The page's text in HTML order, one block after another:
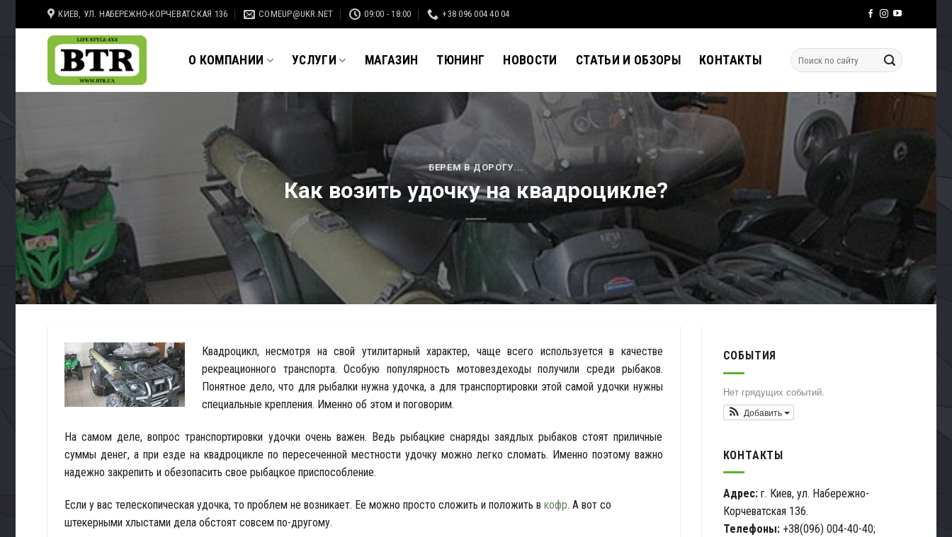
to
content
КИЕВ, УЛ. НАБЕРЕЖНО-КОРЧЕВАТСКАЯ 136 COMEUP@UKR.NET 09:00 - 18:00 +38 096 004 40 04
О КОМПАНИИ УСЛУГИ МАГАЗИН ТЮНИНГ НОВОСТИ СТАТЬИ И ОБЗОРЫ КОНТАКТЫ
БЕРЕМ В ДОРОГУ...
Как возить удочку на квадроцикле?
Квадроцикл, несмотря на свой утилитарный характер, чаще всего используется в качестве
рекреационного транспорта. Особую популярность мотовездеходы получили среди рыбаков.
Понятное дело, что для рыбалки нужна удочка, а для транспортировки этой самой удочки нужны
специальные крепления. Именно об этом и поговорим.
На самом деле, вопрос транспортировки удочки очень важен. Ведь рыбацкие снаряды заядлых рыбаков стоят приличные
суммы денег, а при езде на квадроцикле по пересеченной местности удочку можно легко сломать. Именно поэтому важно
надежно закрепить и обезопасить свое рыбацкое приспособление.
Если у вас телескопическая удочка, то проблем не возникает. Ее можно просто сложить и положить в кофр. А вот со
штекерными хлыстами дела обстоят совсем по-другому.
СОБЫТИЯ
Нет грядущих событий.
Добавить
КОНТАКТЫ
Адрес:г. Киев, ул. Набережно-
Корчеватская 136.
Телефоны:+38(096) 004-40-40;